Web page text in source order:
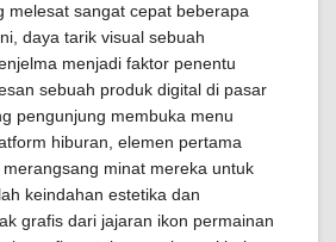
melesat sangat cepat beberapa
daya tarik visual sebuah
menjadi faktor penentu
sebuah produk digital di pasar
pengunjung membuka menu
hiburan, elemen pertama
minat mereka untuk
keindahan estetika dan
grafis dari jajaran ikon permainan